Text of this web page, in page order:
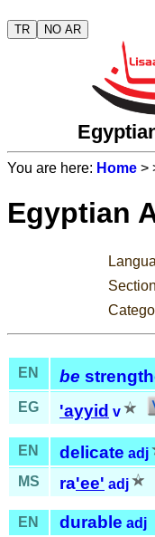
TR NO AR
You are here: Home >
Egyptian
EN be
EG
'ayyid v
EN delicate adj
MS
ra'ee' adj
EN durable adj